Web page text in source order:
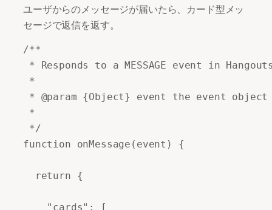
ユーザからのメッセージが届いたら、カード型メッ
セージで返信を返す。
/**
* Responds to a MESSAGE event in
*
* @param {Object} event the event object
*
*/
function onMessage(event) {
  return {
    "cards": [